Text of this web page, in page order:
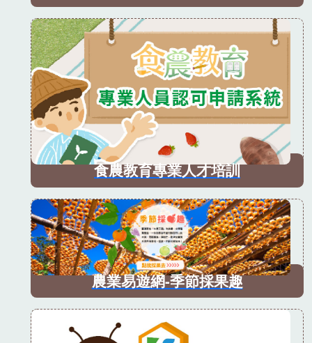
食農教育專業人才培訓
農業易遊網-季節採果趣